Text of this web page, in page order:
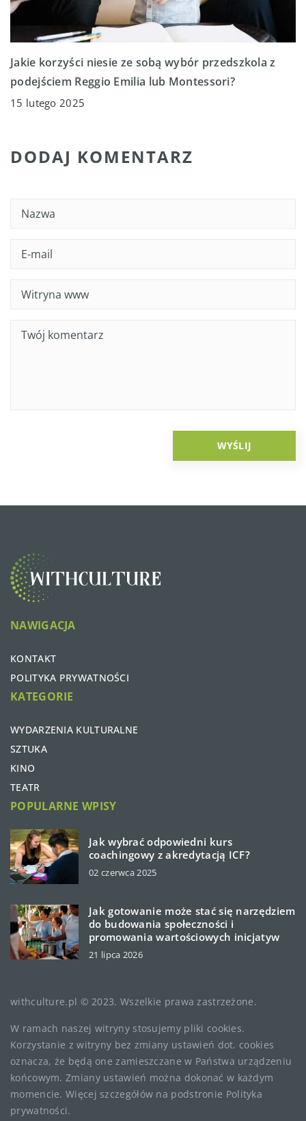
Jakie korzyści niesie ze sobą wybór przedszkola z
podejściem Reggio Emilia lub Montessori?
15 lutego 2025
DODAJ KOMENTARZ
NAWIGACJA
KONTAKT
POLITYKA PRYWATNOŚCI
KATEGORIE
WYDARZENIA KULTURALNE
SZTUKA
KINO
TEATR
POPULARNE WPISY
Jak wybrać odpowiedni kurs
coachingowy z akredytacją ICF?
02 czerwca 2025
Jak gotowanie może stać się narzędziem
do budowania społeczności i
promowania wartościowych inicjatyw
21 lipca 2026
withculture.pl © 2023. Wszelkie prawa zastrzeżone.
W ramach naszej witryny stosujemy pliki cookies.
Korzystanie z witryny bez zmiany ustawień dot. cookies
oznacza, że będą one zamieszczane w Państwa urządzeniu
końcowym. Zmiany ustawień można dokonać w każdym
momencie. Więcej szczegółów na podstronie Polityka
prywatności.